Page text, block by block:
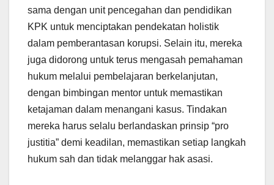
sama dengan unit pencegahan dan pendidikan
KPK untuk menciptakan pendekatan holistik
dalam pemberantasan korupsi. Selain itu, mereka
juga didorong untuk terus mengasah pemahaman
hukum melalui pembelajaran berkelanjutan,
dengan bimbingan mentor untuk memastikan
ketajaman dalam menangani kasus. Tindakan
mereka harus selalu berlandaskan prinsip “pro
justitia” demi keadilan, memastikan setiap langkah
hukum sah dan tidak melanggar hak asasi.